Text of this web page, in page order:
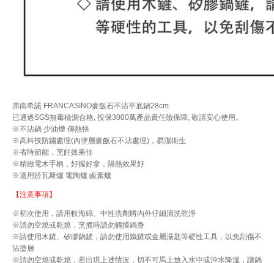
弗南希諾 FRANCASINO麥飯石不沾平底鍋28cm
已通過SGS無毒檢測合格, 投保3000萬產品責任險保障, 敬請安心使用。
※不沾鍋 少油煙 傳熱快
※高科技防鏽處理(內塗層麥飯石不沾處理)，易潔衛生
※省時節能，烹飪效果佳
※精緻電木手柄，好握好拿，隔熱效果好
※適用於瓦斯爐 電陶爐 鹵素爐
【注意事項】
※初次使用，請用軟海綿、中性洗劑將內外仔細清洗乾淨
※請勿空燒或乾燒，烹煮時請勿觸摸鍋身
※請使用木鏟、矽膠鍋鏟，請勿使用鐵鏟或金屬湯匙等硬性工具，以免刮傷不
沾塗層
※請勿空燒或乾燒，若出現上述情況，切不可馬上放入水中或沖水降溫，讓鍋